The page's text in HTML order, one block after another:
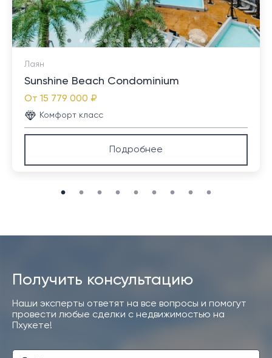
Лаян
Sunshine Beach Condominium
От 15 779 000 ₽
Комфорт класс
Подробнее
Получить консультацию
Наши эксперты ответят на все вопросы и помогут
провести любые сделки с недвижимостью на
Пхукете!